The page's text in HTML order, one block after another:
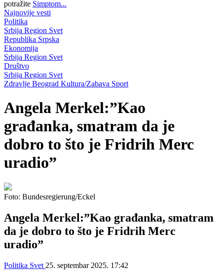
potražite Simptom...
Najnovije vesti
Politika
Srbija Region Svet
Republika Srpska
Ekonomija
Srbija Region Svet
Društvo
Srbija Region Svet
Zdravlje Beograd Kultura/Zabava Sport
Angela Merkel:”Kao
građanka, smatram da je
dobro to što je Fridrih Merc
uradio”
Foto: Bundesregierung/Eckel
Angela Merkel:”Kao građanka, smatram
da je dobro to što je Fridrih Merc
uradio”
Politika Svet 25. septembar 2025. 17:42